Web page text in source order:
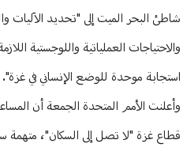
شاطئ البحر الميت إلى "تحديد الآليات
والاحتياجات العملياتية واللوجستية
استجابة موحدة للوضع الإنساني في غزة".
وأعلنت الأمم المتحدة الجمعة أن
قطاع غزة "لا تصل إلى السكان"، متهمة